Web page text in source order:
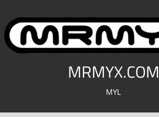
テ
MRMYX.COM
MYL